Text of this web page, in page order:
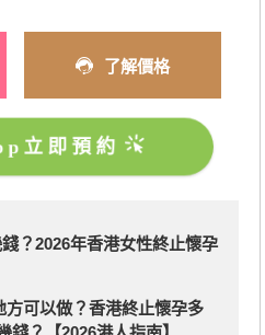
了解價格
立即預約
？2026年香港女性終止懷孕
方可以做？香港終止懷孕多